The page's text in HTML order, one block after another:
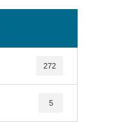
272
5